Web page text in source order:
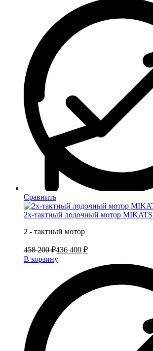
Сравнить
2х-тактный лодочный мотор
2 - тактный мотор
458 200 ₽436 400 ₽
В корзину